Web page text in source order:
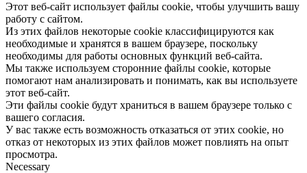
Этот веб-сайт использует файлы cookie, чтобы улучшить вашу
работу с сайтом.
Из этих файлов некоторые cookie классифицируются как
необходимые и хранятся в вашем браузере, поскольку
необходимы для работы основных функций веб-сайта.
Мы также используем сторонние файлы cookie, которые
помогают нам анализировать и понимать, как вы используете
этот веб-сайт.
Эти файлы cookie будут храниться в вашем браузере только с
вашего согласия.
У вас также есть возможность отказаться от этих cookie, но
отказ от некоторых из этих файлов может повлиять на опыт
просмотра.
Necessary